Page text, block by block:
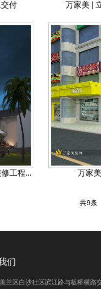
付 万家美 |
工程... 万家
共9
们
兰区白沙社区滨江路与板桥横路